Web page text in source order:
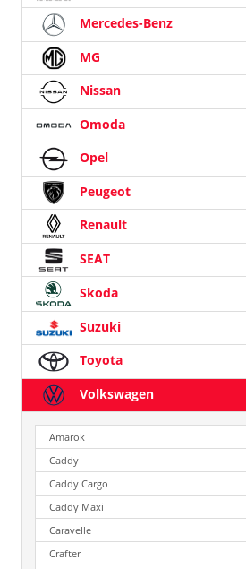
Mercedes-Benz
MG
Nissan
Omoda
Opel
Peugeot
Renault
SEAT
Skoda
Suzuki
Toyota
Volkswagen
Amarok
Caddy
Caddy Cargo
Caddy Maxi
Caravelle
Crafter